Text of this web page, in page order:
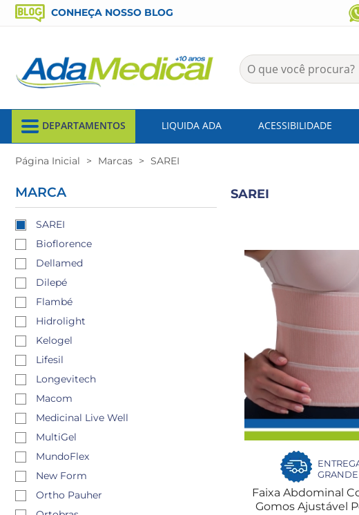
CONHEÇA NOSSO BLOG
DEPARTAMENTOS LIQUIDA ADA ACESSIBILIDADE
Página Inicial Marcas SAREI
MARCA
SAREI
Bioflorence
Dellamed
Dilepé
Flambé
Hidrolight
Kelogel
Lifesil
Longevitech
Macom
Medicinal Live Well
MultiGel
MundoFlex
New Form
Ortho Pauher
SAREI
Faixa Abdominal
Gomos Ajustável